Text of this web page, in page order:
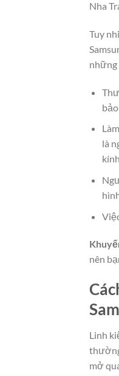
Nha
Tuy
những
bảo
là
nên
Linh
mở